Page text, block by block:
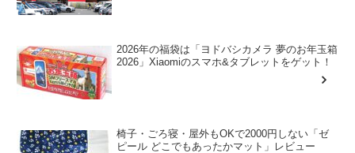
2026年の福袋は「ヨドバシカメラ 夢のお年玉箱
2026」Xiaomiのスマホ&タブレットをゲット！
椅子・ごろ寝・屋外もOKで2000円しない「ゼ
ピール どこでもあったかマット」レビュー